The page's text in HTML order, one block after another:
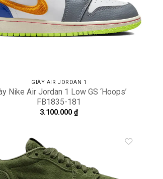
GIÀY AIR JORDAN 1
Nike Air Jordan 1 Low GS ‘Hoops’
FB1835-181
3.100.000₫